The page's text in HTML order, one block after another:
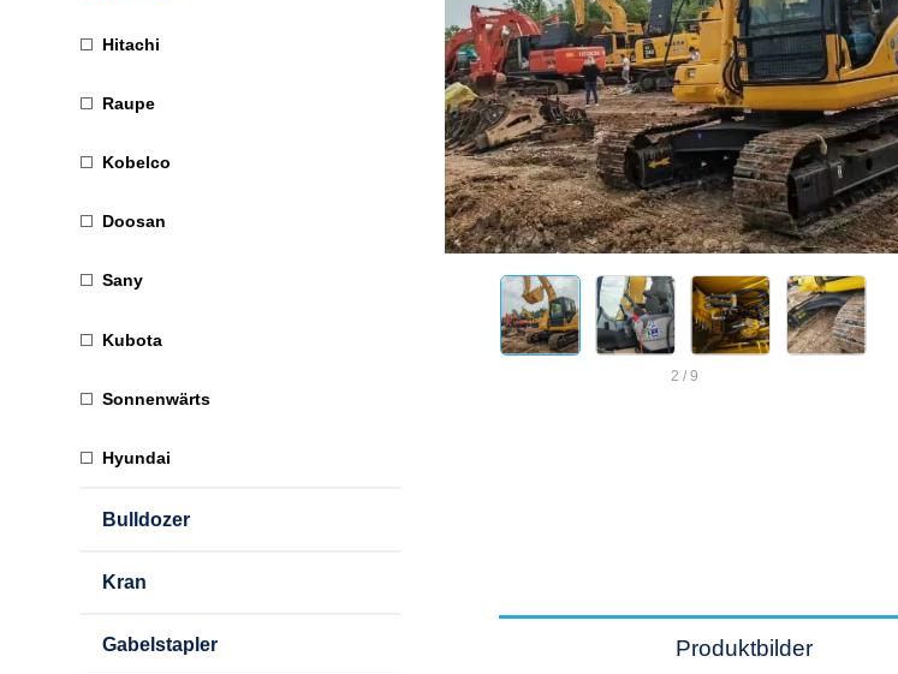
Hitachi
Raupe
Kobelco
Doosan
Sany
Kubota
Sonnenwärts
Hyundai
Bulldozer
Kran
Gabelstapler
2 / 9
Produktbilder